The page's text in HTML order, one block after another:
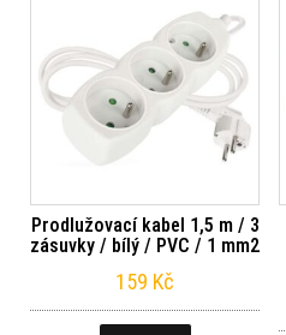
Prodlužovací kabel 1,5 m / 3
zásuvky / bílý / PVC / 1 mm2
159 Kč